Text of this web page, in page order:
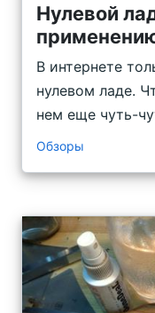
Нулевой
В интернете
нулевом ладе.
нем еще чуть-
Обзоры